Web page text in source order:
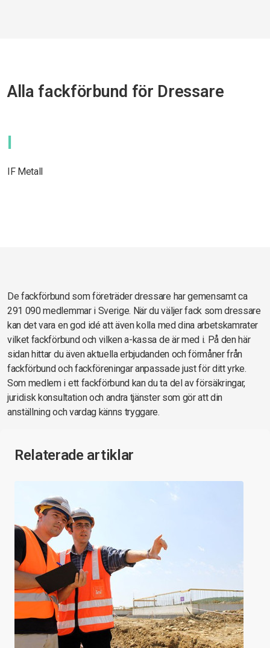
Alla fackförbund för Dressare
I
IF Metall
De fackförbund som företräder dressare har gemensamt ca
291 090 medlemmar i Sverige. När du väljer fack som dressare
kan det vara en god idé att även kolla med dina arbetskamrater
vilket fackförbund och vilken a-kassa de är med i. På den här
sidan hittar du även aktuella erbjudanden och förmåner från
fackförbund och fackföreningar anpassade just för ditt yrke.
Som medlem i ett fackförbund kan du ta del av försäkringar,
juridisk konsultation och andra tjänster som gör att din
anställning och vardag känns tryggare.
Relaterade artiklar